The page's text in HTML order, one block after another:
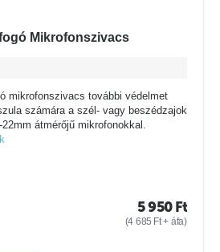
Mikrofonszivacs
mikrofonszivacs további védelmet
számára a szél- vagy beszédzajok
átmérőjű mikrofonokkal.
5 950 Ft
(4 685 Ft+ áfa)